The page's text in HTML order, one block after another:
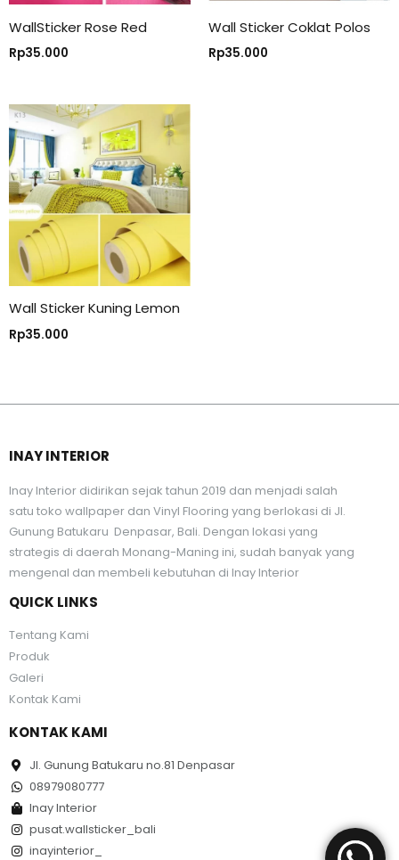
WallSticker Rose Red
Rp35.000
Wall Sticker Coklat Polos
Rp35.000
Wall Sticker Kuning Lemon
Rp35.000
INAY INTERIOR
Inay Interior didirikan sejak tahun 2019 dan menjadi salah
satu toko wallpaper dan Vinyl Flooring yang berlokasi di Jl.
Gunung Batukaru Denpasar, Bali. Dengan lokasi yang
strategis di daerah Monang-Maning ini, sudah banyak yang
mengenal dan membeli kebutuhan di Inay Interior
QUICK LINKS
Tentang Kami
Produk
Galeri
Kontak Kami
KONTAK KAMI
Jl. Gunung Batukaru no.81 Denpasar
08979080777
Inay Interior
pusat.wallsticker_bali
inayinterior_